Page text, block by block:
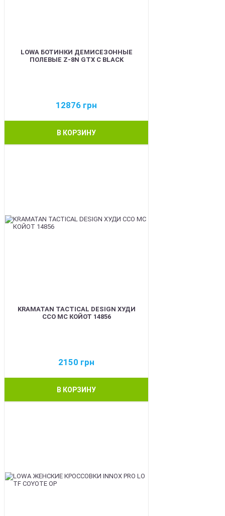
LOWA БОТИНКИ ДЕМИСЕЗОННЫЕ
ПОЛЕВЫЕ Z-8N GTX C BLACK
12876 грн
В КОРЗИНУ
KRAMATAN TACTICAL DESIGN ХУДИ
ССО МС КОЙОТ 14856
2150 грн
В КОРЗИНУ